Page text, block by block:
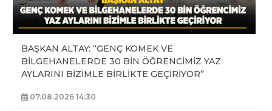
BAŞKAN ALTAY: “GENÇ KOMEK VE
BİLGEHANELERDE 30 BİN ÖĞRENCİMİZ YAZ
AYLARINI BİZİMLE BİRLİKTE GEÇİRİYOR”
07.08.2026 14:30